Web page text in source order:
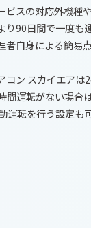
ビスの対応外機種
り90日間で一度も
者自身による簡易
ン スカイエアは
間運転がない場合
運転を行う設定も